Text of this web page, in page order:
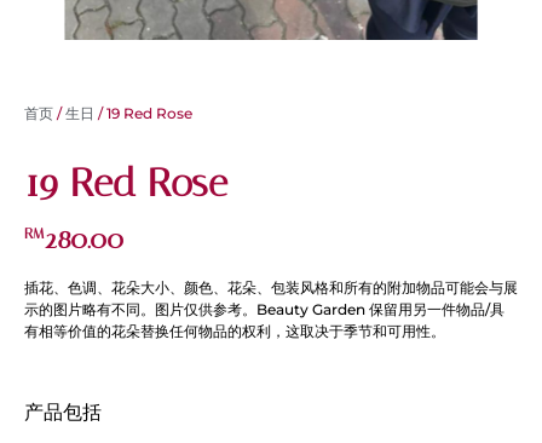
首页 /生日 / 19 Red Rose
19 Red Rose
RM280.00
插花、色调、花朵大小、颜色、花朵、包装风格和所有的附加物品可能会与展
示的图片略有不同。图片仅供参考。Beauty Garden 保留用另一件物品/具
有相等价值的花朵替换任何物品的权利，这取决于季节和可用性。
产品包括